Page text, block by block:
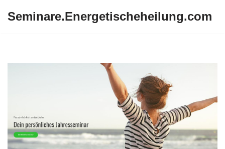
Seminare.Energetischeheilung.com